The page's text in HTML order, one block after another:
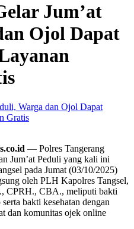
Jum’at
Ojol Dapat
— Polres Tangerang
Jum’at Peduli yang kali ini
pada Jumat (03/10/2025)
oleh PLH Kapolres Tangsel,
CPRH., CBA., meliputi bakti
bakti kesehatan dengan
dan komunitas ojek online